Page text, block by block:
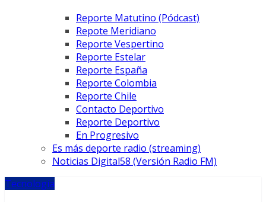
Reporte Matutino (Pódcast)
Repote Meridiano
Reporte Vespertino
Reporte Estelar
Reporte España
Reporte Colombia
Reporte Chile
Contacto Deportivo
Reporte Deportivo
En Progresivo
Es más deporte radio (streaming)
Noticias Digital58 (Versión Radio FM)
Tecnología